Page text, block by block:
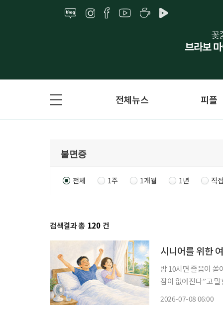
전체뉴스 피플
전체 1주 1개월 1년 직
검색결과 총 120 건
시니어를 위한
밤 10시면 졸음이 쏟
잠이 없어진다”고 말한다. 정말 그럴까. 대한수
2026-07-08 06:00